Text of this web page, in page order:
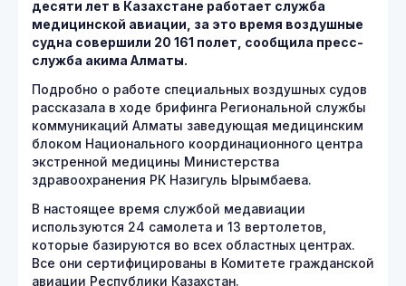
десяти лет в Казахстане работает служба
медицинской авиации, за это время воздушные
судна совершили 20 161 полет, сообщила пресс-
служба акима Алматы.
Подробно о работе специальных воздушных судов
рассказала в ходе брифинга Региональной службы
коммуникаций Алматы заведующая медицинским
блоком Национального координационного центра
экстренной медицины Министерства
здравоохранения РК Назигуль Ырымбаева.
В настоящее время службой медавиации
используются 24 самолета и 13 вертолетов,
которые базируются во всех областных центрах.
Все они сертифицированы в Комитете гражданской
авиации Республики Казахстан.